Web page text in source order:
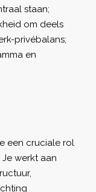
staan;
om deels
privébalans;
en
een cruciale rol
werkt aan